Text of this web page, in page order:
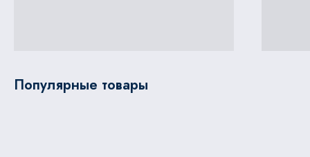
Популярные товары